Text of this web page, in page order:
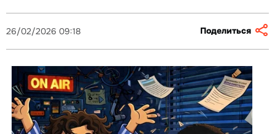
26/02/2026 09:18 Поделиться